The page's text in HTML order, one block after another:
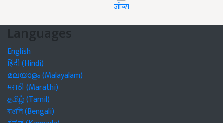
जॉब्स
Languages
English
हिंदी (Hindi)
മലയാളം (Malayalam)
मराठी (Marathi)
தமிழ் (Tamil)
বাঙালি (Bengali)